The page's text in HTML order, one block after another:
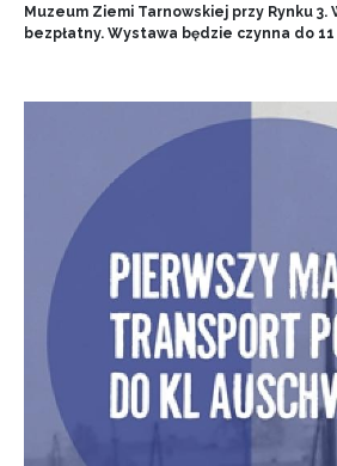
Muzeum Ziemi Tarnowskiej przy Rynku 3.
bezpłatny. Wystawa będzie czynna do